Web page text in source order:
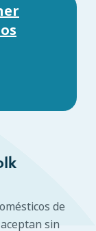
de
sin